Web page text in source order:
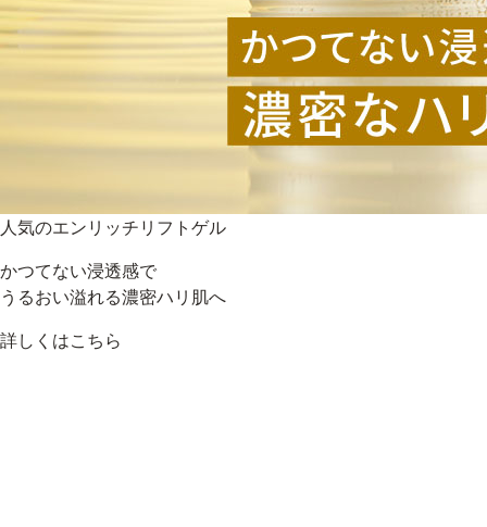
人気のエンリッチリフトゲル
かつてない浸透感で
うるおい溢れる濃密ハリ肌へ
詳しくはこちら